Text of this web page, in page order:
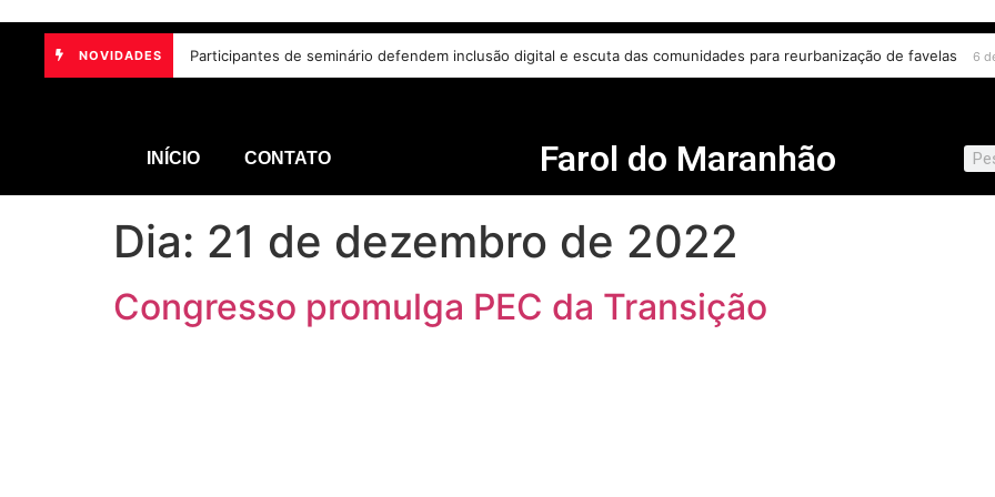
NOVIDADES Comissão Mista de Orçamento recebe sugestões para o financiamento de creches e pré-escolas 6 de agosto de
INÍCIO CONTATO Farol do Maranhão
Dia: 21 de dezembro de 2022
Congresso promulga PEC da Transição